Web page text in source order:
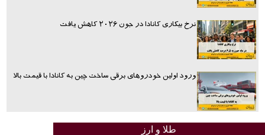
نرخ بیکاری کانادا در جون ۲۰۲۶ کاهش یافت
ورود اولین خودروهای برقی ساخت چین به کانادا با قیمت بالا
طلا و ارز